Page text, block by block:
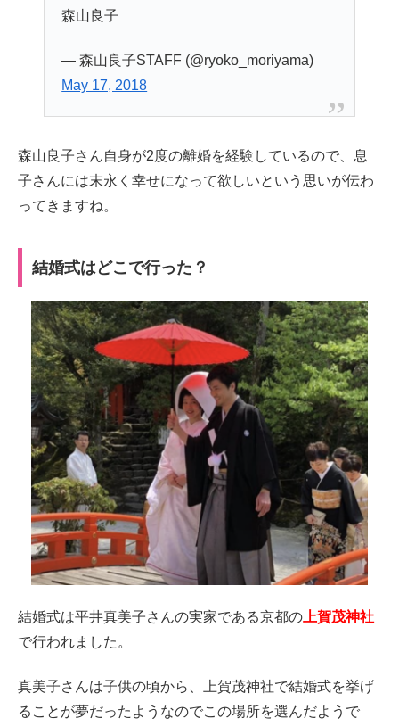
森山良子
— 森山良子STAFF (@ryoko_moriyama)
May 17, 2018
森山良子さん自身が2度の離婚を経験しているので、息
子さんには末永く幸せになって欲しいという思いが伝わ
ってきますね。
結婚式はどこで行った？
結婚式は平井真美子さんの実家である京都の 上賀茂神社
で行われました。
真美子さんは子供の頃から、上賀茂神社で結婚式を挙げ
ることが夢だったようなのでこの場所を選んだようで